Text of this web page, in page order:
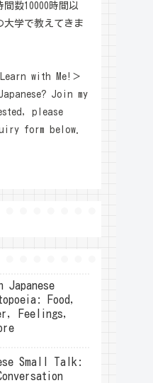
数10000時間以
大学で教えてきま
with Me!＞
Join my
please
form below.
Japanese
Food,
Feelings,
Small Talk: